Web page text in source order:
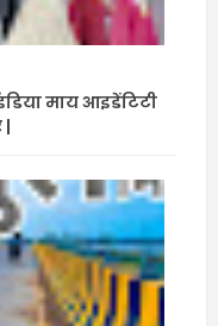
माय आइडेंटिटी
|